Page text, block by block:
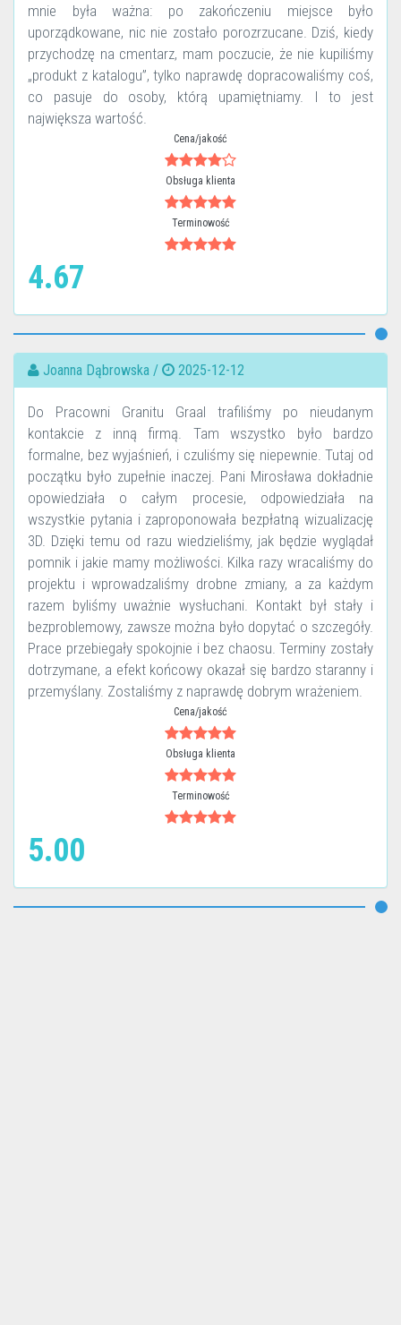
mnie była ważna: po zakończeniu miejsce było
uporządkowane, nic nie zostało porozrzucane. Dziś, kiedy
przychodzę na cmentarz, mam poczucie, że nie kupiliśmy
„produkt z katalogu”, tylko naprawdę dopracowaliśmy coś,
co pasuje do osoby, którą upamiętniamy. I to jest
największa wartość.
Cena/jakość
Obsługa klienta
Terminowość
4.67
Joanna Dąbrowska / 2025-12-12
Do Pracowni Granitu Graal trafiliśmy po nieudanym
kontakcie z inną firmą. Tam wszystko było bardzo
formalne, bez wyjaśnień, i czuliśmy się niepewnie. Tutaj od
początku było zupełnie inaczej. Pani Mirosława dokładnie
opowiedziała o całym procesie, odpowiedziała na
wszystkie pytania i zaproponowała bezpłatną wizualizację
3D. Dzięki temu od razu wiedzieliśmy, jak będzie wyglądał
pomnik i jakie mamy możliwości. Kilka razy wracaliśmy do
projektu i wprowadzaliśmy drobne zmiany, a za każdym
razem byliśmy uważnie wysłuchani. Kontakt był stały i
bezproblemowy, zawsze można było dopytać o szczegóły.
Prace przebiegały spokojnie i bez chaosu. Terminy zostały
dotrzymane, a efekt końcowy okazał się bardzo staranny i
przemyślany. Zostaliśmy z naprawdę dobrym wrażeniem.
Cena/jakość
Obsługa klienta
Terminowość
5.00